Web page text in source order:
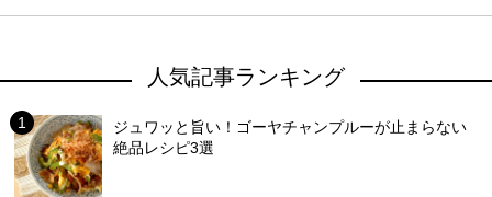
人気記事ランキング
ジュワッと旨い！ゴーヤチャンプルーが止まらない
絶品レシピ3選